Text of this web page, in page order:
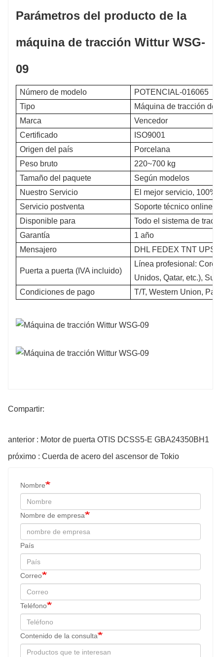
Parámetros del producto de la
máquina de tracción Wittur WSG-
09
Número de modelo
POTENCIAL-016065
Tipo
Máquina de tracción de
Marca
Vencedor
Certificado
ISO9001
Origen del país
Porcelana
Peso bruto
220~700 kg
Tamaño del paquete
Según modelos
Nuestro Servicio
El mejor servicio, 100%
Servicio postventa
Soporte técnico online,
Disponible para
Todo el sistema de
Garantía
1 año
Mensajero
DHL FEDEX TNT UPS
Puerta a puerta (IVA incluido)
Línea profesional:
Unidos, Qatar, etc.),
Condiciones de pago
T/T, Western Union,
Compartir:
anterior : Motor de puerta OTIS DCSS5-E GBA24350BH1
próximo : Cuerda de acero del ascensor de Tokio
Nombre
Nombre de empresa
País
Correo
Teléfono
Contenido de la consulta